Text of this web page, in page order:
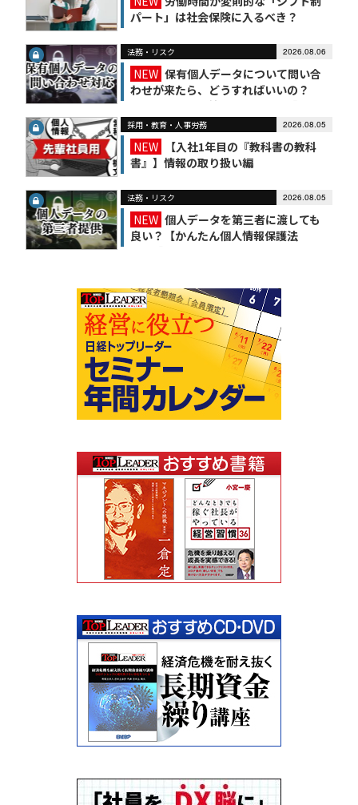
パート」は社会保険に入るべき？
法務・リスク 2026.08.06
NEW 保有個人データについて問い合
わせが来たら、どうすればいいの？
【かんたん個人情報保護法（7）】
採用・教育・人事労務 2026.08.05
NEW
【入社1年目の『教科書の教科
書』】情報の取り扱い編
法務・リスク 2026.08.05
NEW 個人データを第三者に渡しても
良い？【かんたん個人情報保護法